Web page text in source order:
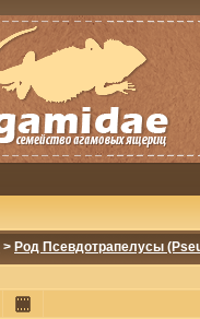
> Род Псевдотрапелусы